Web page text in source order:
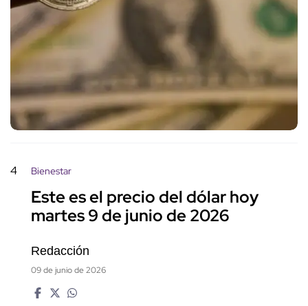
4 Bienestar
Este es el precio del dólar hoy
martes 9 de junio de 2026
Redacción
09 de junio de 2026